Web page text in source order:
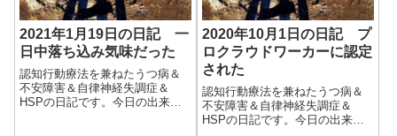
2021年1月19日の日記 一
日中落ち込み気味だった
認知行動療法を兼ねたうつ病＆
不安障害＆自律神経失調症＆
HSPの日記です。今日の出来事
2020年10月1日の日記 プ
ロクラウドワーカーに認定
された
認知行動療法を兼ねたうつ病＆
不安障害＆自律神経失調症＆
HSPの日記です。今日の出来事